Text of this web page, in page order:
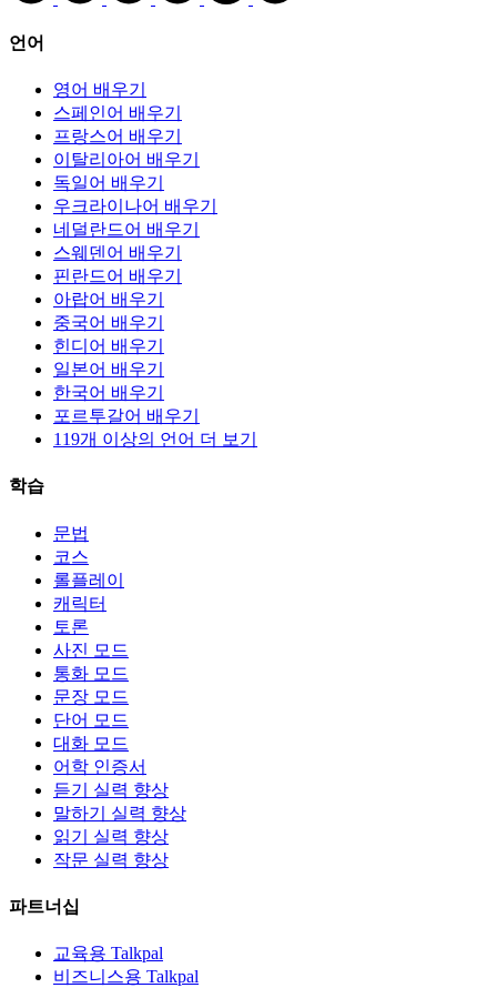
언어
영어 배우기
스페인어 배우기
프랑스어 배우기
이탈리아어 배우기
독일어 배우기
우크라이나어 배우기
네덜란드어 배우기
스웨덴어 배우기
핀란드어 배우기
아랍어 배우기
중국어 배우기
힌디어 배우기
일본어 배우기
한국어 배우기
포르투갈어 배우기
119개 이상의 언어 더 보기
학습
문법
코스
롤플레이
캐릭터
토론
사진 모드
통화 모드
문장 모드
단어 모드
대화 모드
어학 인증서
듣기 실력 향상
말하기 실력 향상
읽기 실력 향상
작문 실력 향상
파트너십
교육용 Talkpal
비즈니스용 Talkpal